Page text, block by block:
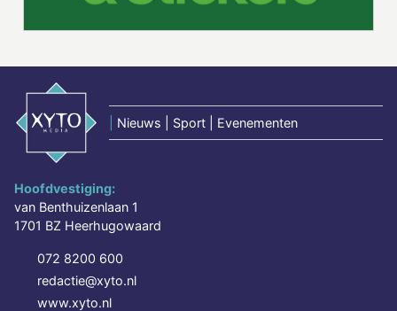
Nieuws | Sport | Evenementen
Hoofdvestiging:
van Benthuizenlaan 1
1701 BZ Heerhugowaard
072 8200 600
redactie@xyto.nl
www.xyto.nl